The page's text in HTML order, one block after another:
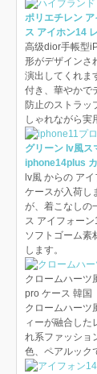
ポリエチレン
ス アイホン14
高级dior手帳型
形がデザインさ
演出してくれま
付き、華やかで
防止のストラッ
しゃれながら実
グリーン lv風ス
iphone14plus
lv風 からの ア
ケースが入荷し
が、着こなしの
ス アイフォー
ソフトゴーム素
します。
クロームハーツ
pro ケース 韓国
クロームハーツ
ィーが融合した
れ系ファッショ
色、ペアルック